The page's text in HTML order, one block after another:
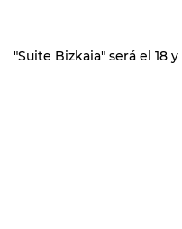
"Suite Bizkaia" será el 18